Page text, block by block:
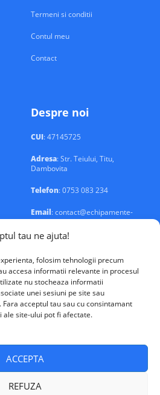
tau ne ajuta!
folosim tehnologii precum
accesa informatii relevante in procesul
nu stocheaza informatii
unei sesiuni pe site sau
acceptul tau sau cu consintamant
site-ului pot fi afectate.
ACCEPTA
REFUZA
Termeni si conditii
Contul meu
Contact
Despre noi
CUI: 47145725
Adresa: Str. Teiului, Titu,
Dambovita
Telefon: 0753 083 234
Email: contact@echipamente-
electrice.ro
Solutions © 2026